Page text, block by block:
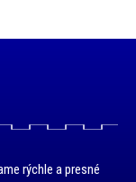
rýchle a presné